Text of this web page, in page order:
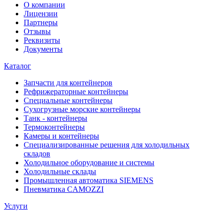
О компании
Лицензии
Партнеры
Отзывы
Реквизиты
Документы
Каталог
Запчасти для контейнеров
Рефрижераторные контейнеры
Специальные контейнеры
Сухогрузные морские контейнеры
Танк - контейнеры
Термоконтейнеры
Камеры и контейнеры
Специализированные решения для холодильных
складов
Холодильное оборудование и системы
Холодильные склады
Промышленная автоматика SIEMENS
Пневматика CAMOZZI
Услуги